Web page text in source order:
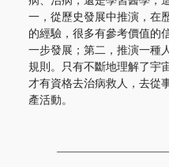
一，從歷史發展中推演，在
的經驗，很多有參考價值的
一步發展；第二，推演一種
規則。只有不斷地理解了宇
才有資格去治病救人，去從
產活動。